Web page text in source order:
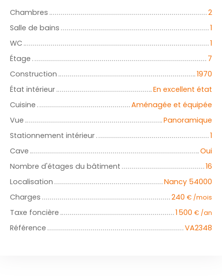
Chambres
2
Salle de bains
1
WC
1
Étage
7
Construction
1970
État intérieur
En excellent état
Cuisine
Aménagée et équipée
Vue
Panoramique
Stationnement intérieur
1
Cave
Oui
Nombre d'étages du bâtiment
16
Localisation
Nancy 54000
Charges
240 € /mois
Taxe foncière 1 500 € /an
Référence VA2348